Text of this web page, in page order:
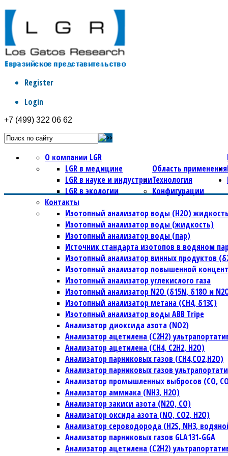
Register
Login
+7 (499) 322 06 62
О компании LGR
Область применения
LGR в медицине
LGR в науке и индустрии
LGR в экологии
Технология
Конфигурации
Контакты
Изотопный анализатор воды (Н2О)
Изотопный анализатор воды (жидкость)
Изотопный анализатор воды (пар)
Источник стандарта изотопов в водяном
Изотопный анализатор винных продуктов
Изотопный анализатор повышенной
Изотопный анализатор углекислого газа
Изотопный анализатор N2O (δ15N, δ18O и
Изотопный анализатор метана (CH4, δ13C)
Изотопный анализатор воды ABB Tripe
Анализатор диоксида азота (NO2)
Анализатор ацетилена (C2H2)
Анализатор ацетилена (CH4, C2H2, H2O)
Анализатор парниковых газов (CH4,CO2,H2O)
Анализатор парниковых газов
Анализатор промышленных выбросов (CO,
Анализатор аммиака (NH3, H2O)
Анализатор закиси азота (N2O, CO)
Анализатор оксида азота (NO, CO2, H2O)
Анализатор сероводорода (H2S, NH3,
Анализатор парниковых газов GLA131-GGA
Анализатор ацетилена (C2H2)